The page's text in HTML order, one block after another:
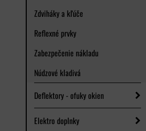
Zdviháky a kľúče
Reflexné prvky
Zabezpečenie nákladu
Núdzové kladivá
Deflektory - ofuky okien
Elektro doplnky